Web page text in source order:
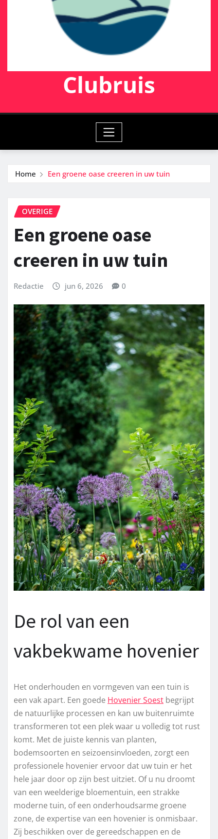
Clubruis
Home Een groene oase creeren in uw tuin
OVERIGE
Een groene oase
creeren in uw tuin
Redactie jun 6, 2026 0
De rol van een
vakbekwame hovenier
Het onderhouden en vormgeven van een tuin is
een vak apart. Een goede Hovenier Soest begrijpt
de natuurlijke processen en kan uw buitenruimte
transformeren tot een plek waar u volledig tot rust
komt. Met de juiste kennis van planten,
bodemsoorten en seizoensinvloeden, zorgt een
professionele hovenier ervoor dat uw tuin er het
hele jaar door op zijn best uitziet. Of u nu droomt
van een weelderige bloementuin, een strakke
moderne tuin, of een onderhoudsarme groene
zone, de expertise van een hovenier is onmisbaar.
Zij beschikken over de gereedschappen en de